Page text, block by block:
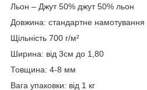
Льон – Джут 50% джут 50% льон
Довжина: стандартне
Щільність 700 г/м²
Ширина: від 3см до 1,80
Товщина: 4-8 мм
Вага упаковки: від 1 кг